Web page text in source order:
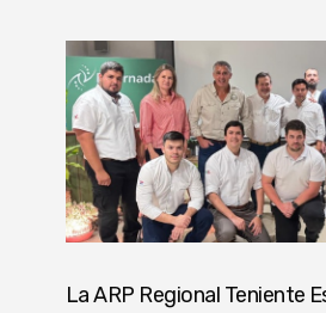
La ARP Regional Teniente